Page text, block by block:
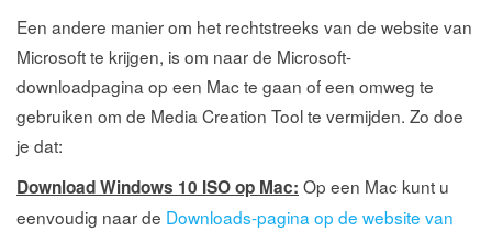
Een andere manier om het rechtstreeks van de website van
Microsoft te krijgen, is om naar de Microsoft-
downloadpagina op een Mac te gaan of een omweg te
gebruiken om de Media Creation Tool te vermijden. Zo doe
je dat:
Download Windows 10 ISO op Mac: Op een Mac kunt u
eenvoudig naar de Downloads-pagina op de website van